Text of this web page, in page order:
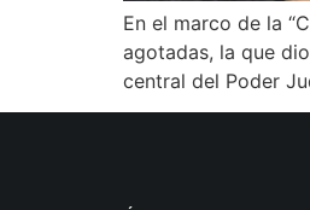
En el marco de la
agotadas, la que
central del Poder